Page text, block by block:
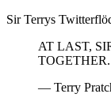
Sir Terrys
AT LAST,
TOGETHER.
— Terry